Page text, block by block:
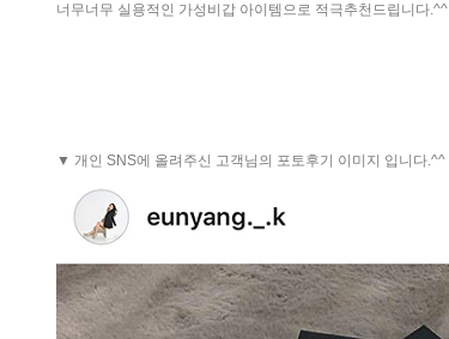
너무너무 실용적인 가성비갑 아이템으로 적극추천드립니다.^^
▼ 개인 SNS에 올려주신 고객님의 포토후기 이미지 입니다.^^